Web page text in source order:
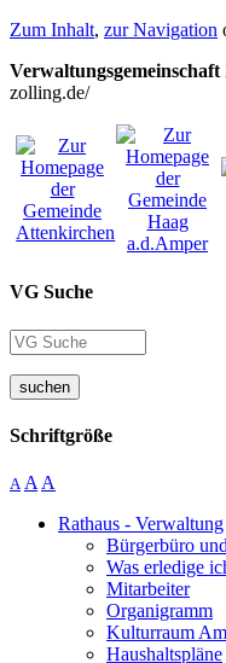
Zum Inhalt, zur Navigation
zolling.de/
VG Suche
suchen
Schriftgröße
A A A
Rathaus - Verwaltung
Bürgerbüro
Was erledige
Mitarbeiter
Organigramm
Kulturraum
Haushaltspläne